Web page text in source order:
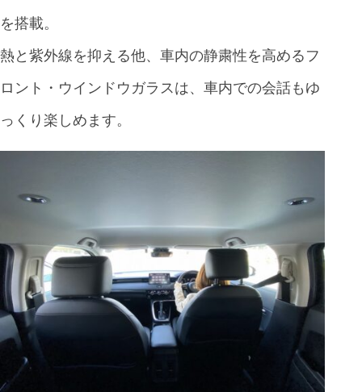
を搭載。
熱と紫外線を抑える他、車内の静粛性を高めるフ
ロント・ウインドウガラスは、車内での会話もゆ
っくり楽しめます。